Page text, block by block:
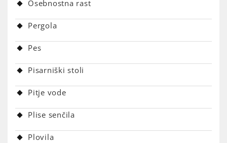
Osebnostna rast
Pergola
Pes
Pisarniški stoli
Pitje vode
Plise senčila
Plovila